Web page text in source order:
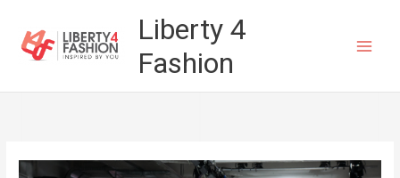
contenuto
Liberty 4
Fashion